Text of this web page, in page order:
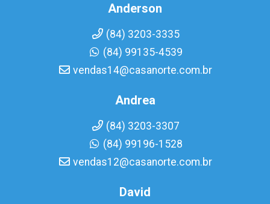
Anderson
(84) 3203-3335
(84) 99135-4539
vendas14@casanorte.com.br
Andrea
(84) 3203-3307
(84) 99196-1528
vendas12@casanorte.com.br
David